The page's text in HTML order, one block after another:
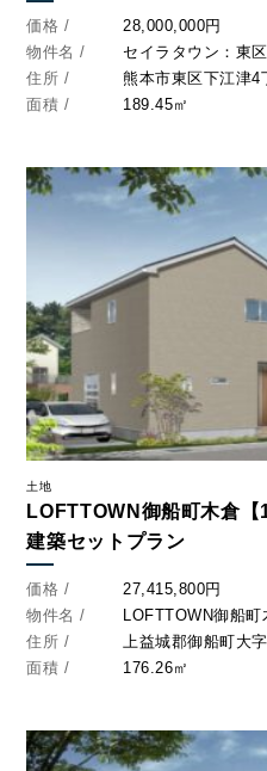
価格 /
28,000,000円
物件名 /
セイラタウン：東
住所 /
熊本市東区下江津4
面積 /
189.45㎡
土地
LOFTTOWN御船町木倉【
建築セットプラン
価格 /
27,415,800円
物件名 /
LOFTTOWN御船
住所 /
上益城郡御船町大
面積 /
176.26㎡